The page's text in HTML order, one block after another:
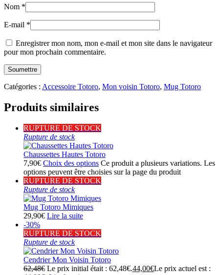
Nom *
E-mail *
Enregistrer mon nom, mon e-mail et mon site dans le navigateur
pour mon prochain commentaire.
Catégories : Accessoire Totoro, Mon voisin Totoro, Mug Totoro
Produits similaires
RUPTURE DE STOCK
Rupture de stock
Chaussettes Hautes Totoro
7,90€ Choix des options Ce produit a plusieurs variations. Les
options peuvent être choisies sur la page du produit
RUPTURE DE STOCK
Rupture de stock
Mug Totoro Mimiques
29,90€ Lire la suite
-30%
RUPTURE DE STOCK
Rupture de stock
Cendrier Mon Voisin Totoro
62,48€ Le prix initial était : 62,48€.44,00€Le prix actuel est :